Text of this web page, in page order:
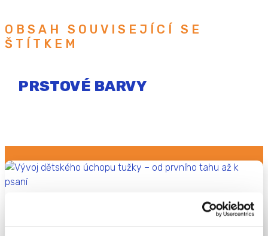
OBSAH SOUVISEJÍCÍ SE
ŠTÍTKEM
PRSTOVÉ BARVY
Vývoj dětského úchopu tužky – od prvního
tahu až k psaní